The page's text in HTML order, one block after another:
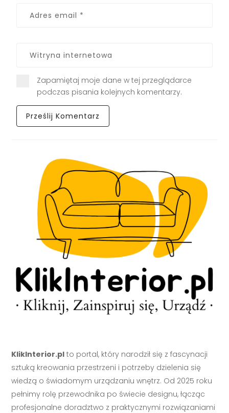
Zapamiętaj moje dane w tej przeglądarce
podczas pisania kolejnych komentarzy.
KlikInterior.pl to portal, który narodził się z fascynacji
sztuką kreowania przestrzeni i potrzeby dzielenia się
wiedzą o świadomym urządzaniu wnętrz. Od 2025 roku
pełnimy rolę przewodnika po świecie designu, łącząc
profesjonalne doradztwo z praktycznymi rozwiązaniami